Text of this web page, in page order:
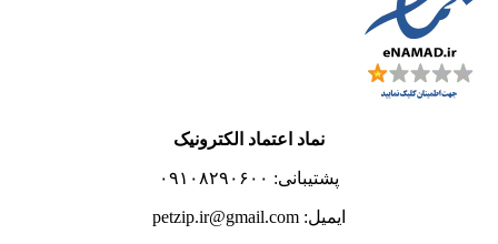
نماد اعتماد الکترونیک
پشتیبانی: ۰۹۱۰۸۲۹۰۶۰۰
ایمیل: petzip.ir@gmail.com